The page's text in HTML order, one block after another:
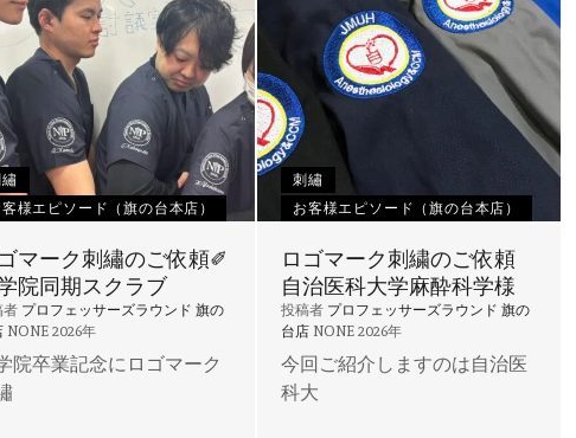
客様エピソード（旗の台本店）
マーク刺繡のご依頼✐
院同期スクラブ
者 プロフェッサーズラウンド 旗の
NONE 2026年
院卒業記念にロゴマーク
刺繡
お客様エピソード（旗の台本店）
ロゴマーク刺繍のご依頼
自治医科大学麻酔科学様
投稿者 プロフェッサーズラウンド 旗の
台店 NONE 2026年
今回ご紹介しますのは自治医
科大